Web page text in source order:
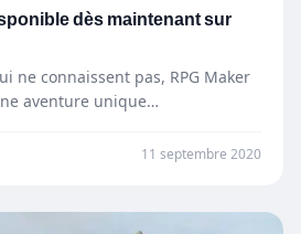
dès maintenant sur
ne connaissent pas, RPG Maker
aventure unique…
11 septembre 2020